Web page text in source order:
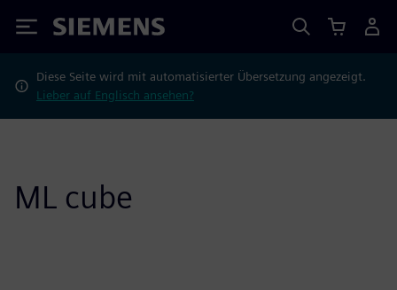
Siemens
Diese Seite wird mit automatisierter Übersetzung angezeigt.
Lieber auf Englisch ansehen?
ML cube